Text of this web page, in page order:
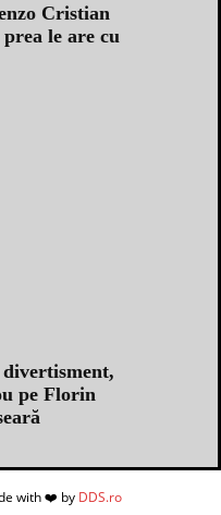
Cristian
le are cu
pe Florin
with ❤️ by DDS.ro